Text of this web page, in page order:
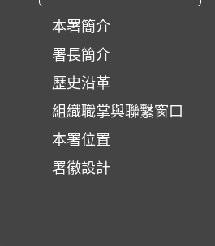
本署簡介
署長簡介
歷史沿革
組織職掌與聯繫窗口
本署位置
署徽設計